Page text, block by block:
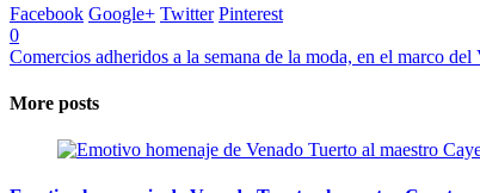
Facebook Google+ Twitter Pinterest
0
Comercios adheridos a la semana de la moda, en el marco
More posts